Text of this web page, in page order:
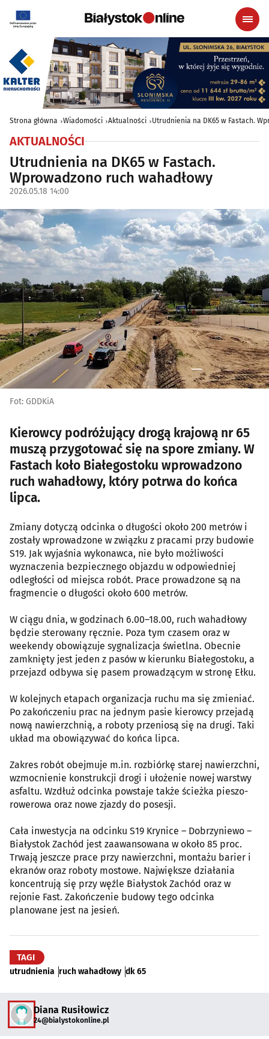
Strona główna Wiadomości Aktualności Utrudnienia na DK65 w Fastach.
AKTUALNOŚCI
Utrudnienia na DK65 w Fastach.
Wprowadzono ruch wahadłowy
2026.05.18 14:00
Fot: GDDKiA
Kierowcy podróżujący drogą krajową nr 65
muszą przygotować się na spore zmiany. W
Fastach koło Białegostoku wprowadzono
ruch wahadłowy, który potrwa do końca
lipca.
Zmiany dotyczą odcinka o długości około 200 metrów i
zostały wprowadzone w związku z pracami przy budowie
S19. Jak wyjaśnia wykonawca, nie było możliwości
wyznaczenia bezpiecznego objazdu w odpowiedniej
odległości od miejsca robót. Prace prowadzone są na
fragmencie o długości około 600 metrów.
W ciągu dnia, w godzinach 6.00–18.00, ruch wahadłowy
będzie sterowany ręcznie. Poza tym czasem oraz w
weekendy obowiązuje sygnalizacja świetlna. Obecnie
zamknięty jest jeden z pasów w kierunku Białegostoku, a
przejazd odbywa się pasem prowadzącym w stronę Ełku.
W kolejnych etapach organizacja ruchu ma się zmieniać.
Po zakończeniu prac na jednym pasie kierowcy przejadą
nową nawierzchnią, a roboty przeniosą się na drugi. Taki
układ ma obowiązywać do końca lipca.
Zakres robót obejmuje m.in. rozbiórkę starej nawierzchni,
wzmocnienie konstrukcji drogi i ułożenie nowej warstwy
asfaltu. Wzdłuż odcinka powstaje także ścieżka pieszo-
rowerowa oraz nowe zjazdy do posesji.
Cała inwestycja na odcinku S19 Krynice – Dobrzyniewo –
Białystok Zachód jest zaawansowana w około 85 proc.
Trwają jeszcze prace przy nawierzchni, montażu barier i
ekranów oraz roboty mostowe. Największe działania
koncentrują się przy węźle Białystok Zachód oraz w
rejonie Fast. Zakończenie budowy tego odcinka
planowane jest na jesień.
TAGI
utrudnienia ruch wahadłowy dk 65
Diana Rusiłowicz
24@bialystokonline.pl